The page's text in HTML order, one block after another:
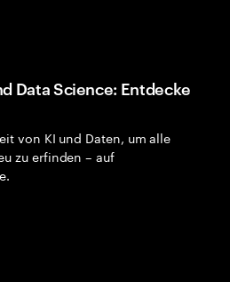
Data Science: Entdecke
von KI und Daten, um alle
zu erfinden – auf